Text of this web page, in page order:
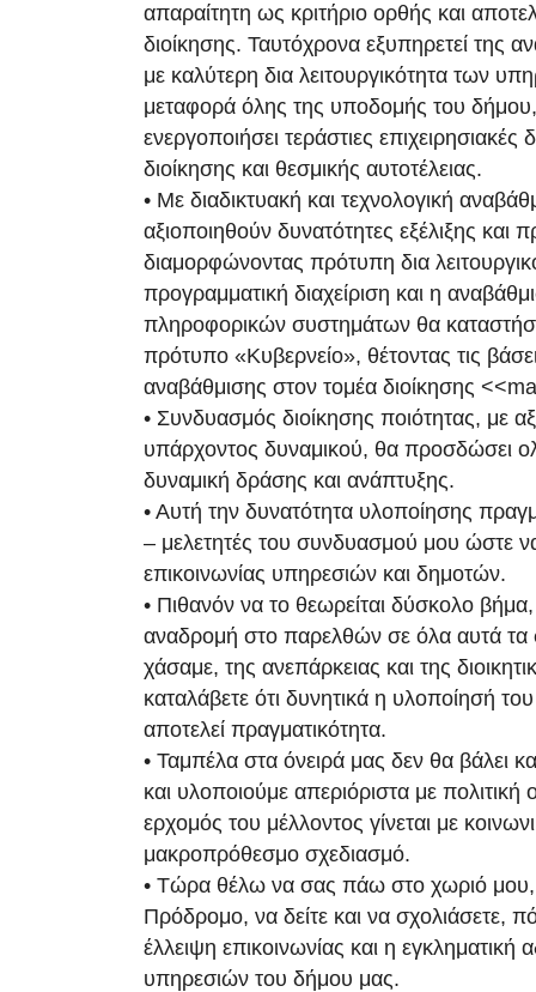
απαραίτητη ως κριτήριο ορθής και
διοίκησης. Ταυτόχρονα εξυπηρετεί της
με καλύτερη δια λειτουργικότητα των
μεταφορά όλης της υποδομής του
ενεργοποιήσει τεράστιες επιχειρησιακές
διοίκησης και θεσμικής αυτοτέλειας.
• Με διαδικτυακή και τεχνολογική
αξιοποιηθούν δυνατότητες εξέλιξης και
διαμορφώνοντας πρότυπη δια
προγραμματική διαχείριση και η
πληροφορικών συστημάτων θα
πρότυπο «Κυβερνείο», θέτοντας τις
αναβάθμισης στον τομέα διοίκησης
• Συνδυασμός διοίκησης ποιότητας, με
υπάρχοντος δυναμικού, θα προσδώσει
δυναμική δράσης και ανάπτυξης.
• Αυτή την δυνατότητα υλοποίησης
– μελετητές του συνδυασμού μου ώστε
επικοινωνίας υπηρεσιών και δημοτών.
• Πιθανόν να το θεωρείται δύσκολο
αναδρομή στο παρελθών σε όλα αυτά τα
χάσαμε, της ανεπάρκειας και της
καταλάβετε ότι δυνητικά η υλοποίησή
αποτελεί πραγματικότητα.
• Ταμπέλα στα όνειρά μας δεν θα βάλει
και υλοποιούμε απεριόριστα με
ερχομός του μέλλοντος γίνεται με
μακροπρόθεσμο σχεδιασμό.
• Τώρα θέλω να σας πάω στο χωριό
Πρόδρομο, να δείτε και να σχολιάσετε,
έλλειψη επικοινωνίας και η εγκληματική
υπηρεσιών του δήμου μας.